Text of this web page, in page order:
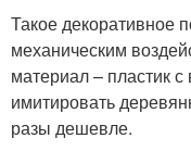
Такое декоративное
механическим
материал – пластик
имитировать
разы дешевле.